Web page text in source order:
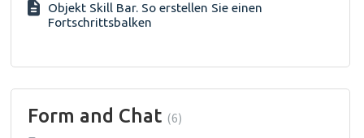
Objekt Skill Bar. So erstellen Sie einen
Fortschrittsbalken
Form and Chat 6